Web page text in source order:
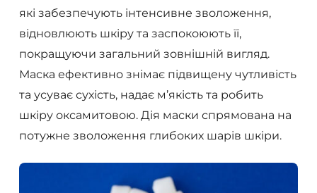
які забезпечують інтенсивне зволоження,
відновлюють шкіру та заспокоюють її,
покращуючи загальний зовнішній вигляд.
Маска ефективно знімає підвищену чутливість
та усуває сухість, надає м’якість та робить
шкіру оксамитовою. Дія маски спрямована на
потужне зволоження глибоких шарів шкіри.